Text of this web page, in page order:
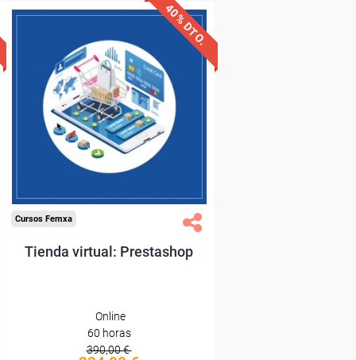
40% DTO.
Descuentos especiales
Sin requisitos de acceso
Diploma
Compra segura
Cursos Femxa
Tienda virtual: Prestashop
Online
60 horas
390,00 €